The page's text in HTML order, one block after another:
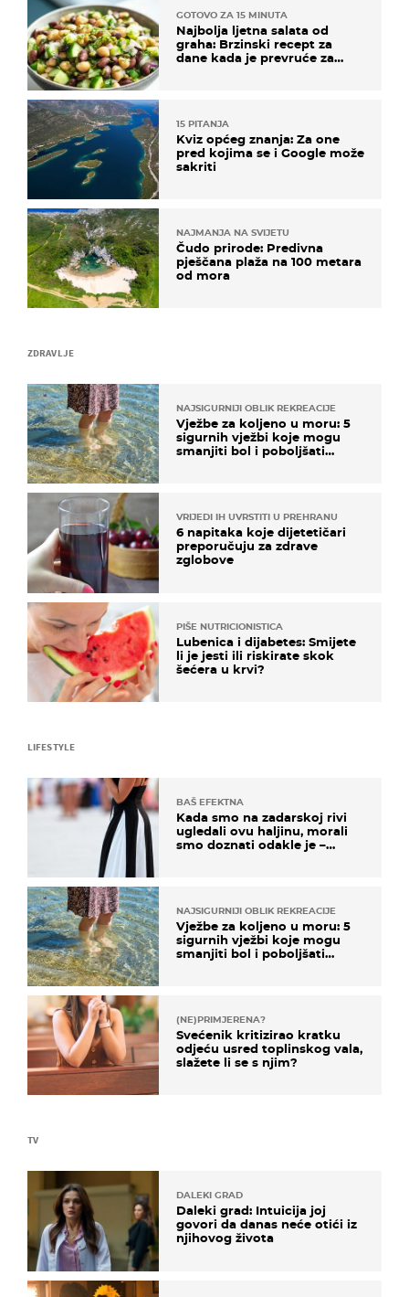
ZDRAVLJE
NAJSIGURNIJI OBLIK REKREACIJE
Vježbe za koljeno u moru: 5
sigurnih vježbi koje mogu
smanjiti bol i poboljšati
VRIJEDI IH UVRSTITI U PREHRANU
6 napitaka koje dijetetičari
preporučuju za zdrave
zglobove
PIŠE NUTRICIONISTICA
Lubenica i dijabetes: Smijete
li je jesti ili riskirate skok
šećera u krvi?
TV
DALEKI GRAD
Daleki grad: Intuicija joj
govori da danas neće otići iz
njihovog života
GOTOVO ZA 15 MINUTA
Najbolja ljetna salata od
graha: Brzinski recept za
dane kada je prevruće za
15 PITANJA
Kviz općeg znanja: Za one
pred kojima se i Google može
sakriti
NAJMANJA NA SVIJETU
Čudo prirode: Predivna
pješčana plaža na 100 metara
od mora
LIFESTYLE
BAŠ EFEKTNA
Kada smo na zadarskoj rivi
ugledali ovu haljinu, morali
smo doznati odakle je –
NAJSIGURNIJI OBLIK REKREACIJE
Vježbe za koljeno u moru: 5
sigurnih vježbi koje mogu
smanjiti bol i poboljšati
(NE)PRIMJERENA?
Svećenik kritizirao kratku
odjeću usred toplinskog vala,
slažete li se s njim?